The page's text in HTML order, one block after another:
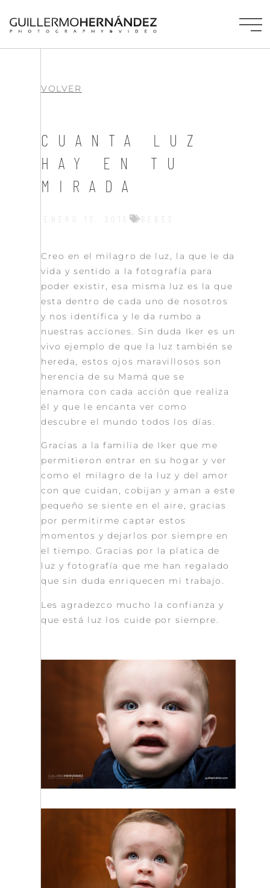
VOLVER
CUANTA LUZ
HAY EN TU
MIRADA
ENERO 13, 2015 BEBES
Creo en el milagro de luz, la que le da
vida y sentido a la fotografía para
poder existir, esa misma luz es la que
esta dentro de cada uno de nosotros
y nos identifica y le da rumbo a
nuestras acciones. Sin duda Iker es un
vivo ejemplo de que la luz también se
hereda, estos ojos maravillosos son
herencia de su Mamá que se
enamora con cada acción que realiza
él y que le encanta ver como
descubre el mundo todos los días.
Gracias a la familia de Iker que me
permitieron entrar en su hogar y ver
como el milagro de la luz y del amor
con que cuidan, cobijan y aman a este
pequeño se siente en el aire, gracias
por permitirme captar estos
momentos y dejarlos por siempre en
el tiempo. Gracias por la platica de
luz y fotografía que me han regalado
que sin duda enriquecen mi trabajo.
Les agradezco mucho la confianza y
que está luz los cuide por siempre.